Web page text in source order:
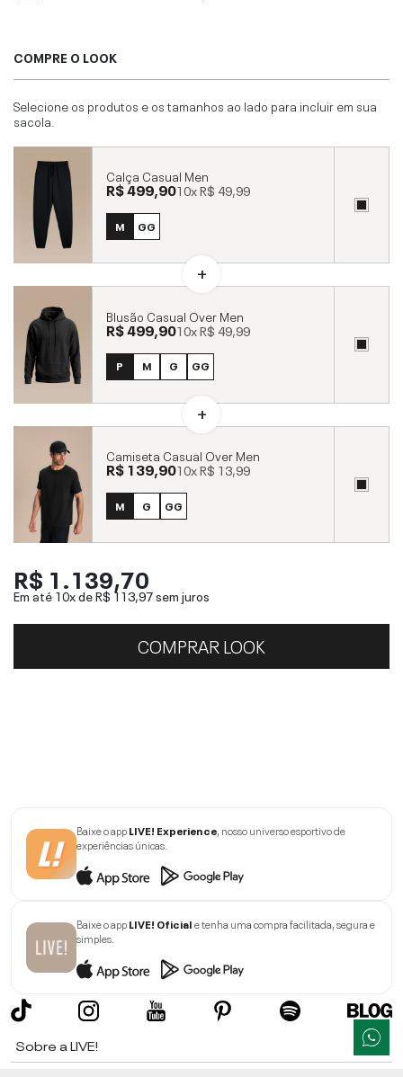
COMPRE O LOOK
Selecione os produtos e os tamanhos ao lado para incluir em sua
sacola.
Calça Casual Men
R$ 499,9010xR$ 49,99
M GG
Blusão Casual Over Men
R$ 499,9010xR$ 49,99
P M G GG
Camiseta Casual Over Men
R$ 139,9010xR$ 13,99
M G GG
R$ 1.139,70
Em até 10x deR$ 113,97sem juros
COMPRAR LOOK
Baixe o appLIVE! Experience, nosso universo esportivo de
experiências únicas.
Baixe o appLIVE! Oficiale tenha uma compra facilitada, segura e
simples.
Sobre a LIVE!